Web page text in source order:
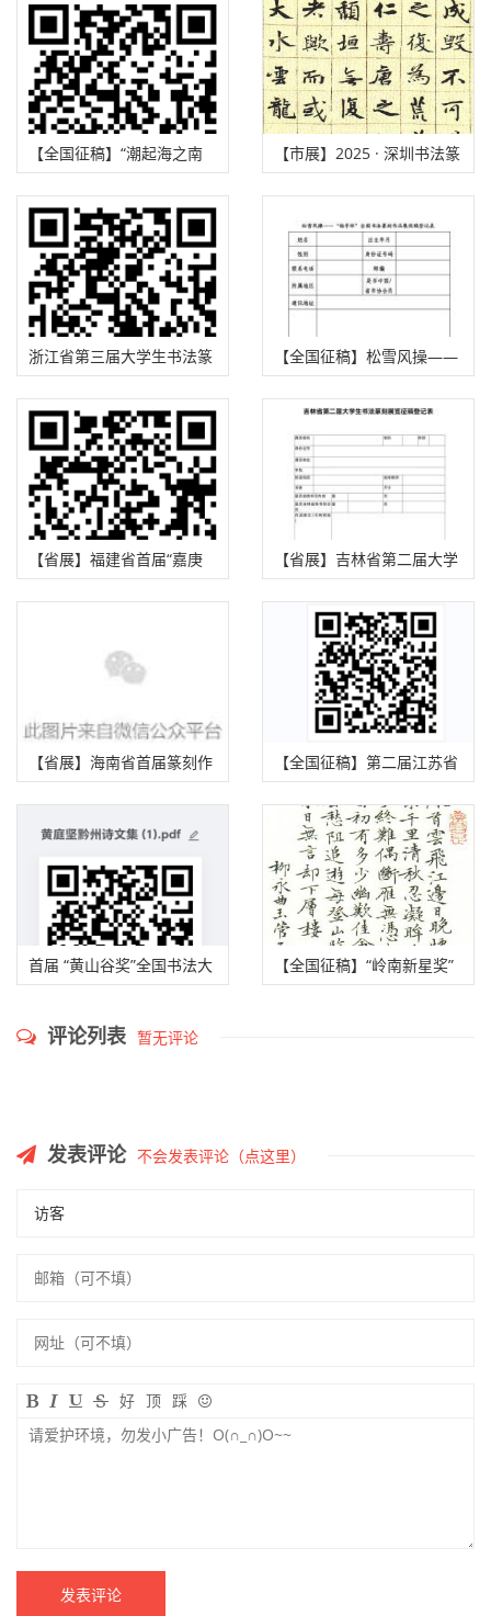
日截稿）
稿）
【全国征稿】“潮起海之南
奋楫自贸港”全国书法作品
展览征稿启事（2025年8月
13日截稿）
【市展】2025 · 深圳书法篆
刻年度展征稿启事（2025年
8月15日截稿）
浙江省第三届大学生书法篆
刻大赛征稿启事（2025年9
月25日截稿）
【全国征稿】松雪风操——
杨孚杯全国书法篆刻作品展
征稿启事（2025年9月20日
截稿）
【省展】福建省首届“嘉庚
杯”书法作品展征稿启事
【省展】吉林省第二届大学
生书法篆刻作品展征稿启事
（2025年9月20日截稿）
【省展】海南省首届篆刻作
品展征稿启事（2025年 9月
30日截稿）
【全国征稿】第二届江苏省
“杨沂孙·书法篆刻作品展”征
稿启事（2025年9月30日截
稿）
首届 “黄山谷奖”全国书法大
日截稿）
【全国征稿】“岭南新星奖”
评论列表 暂无评论
发表评论 不会发表评论（点这里）
好 顶 踩